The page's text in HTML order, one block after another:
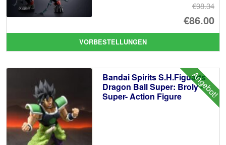
€98.34
€86.00
VORBESTELLUNGEN
Angebot!
Bandai Spirits S.H.Figuarts
Dragon Ball Super: Broly -
Super- Action Figure